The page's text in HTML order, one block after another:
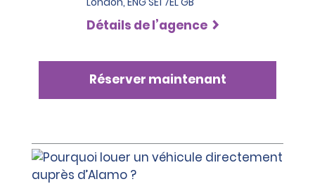
Détails de l’agence
Réserver maintenant